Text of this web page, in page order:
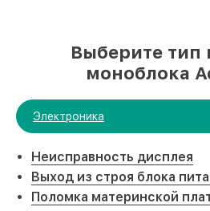
Выберите тип
моноблока
Электроника
Неисправность дисплея
Выход из строя блока
Поломка материнской